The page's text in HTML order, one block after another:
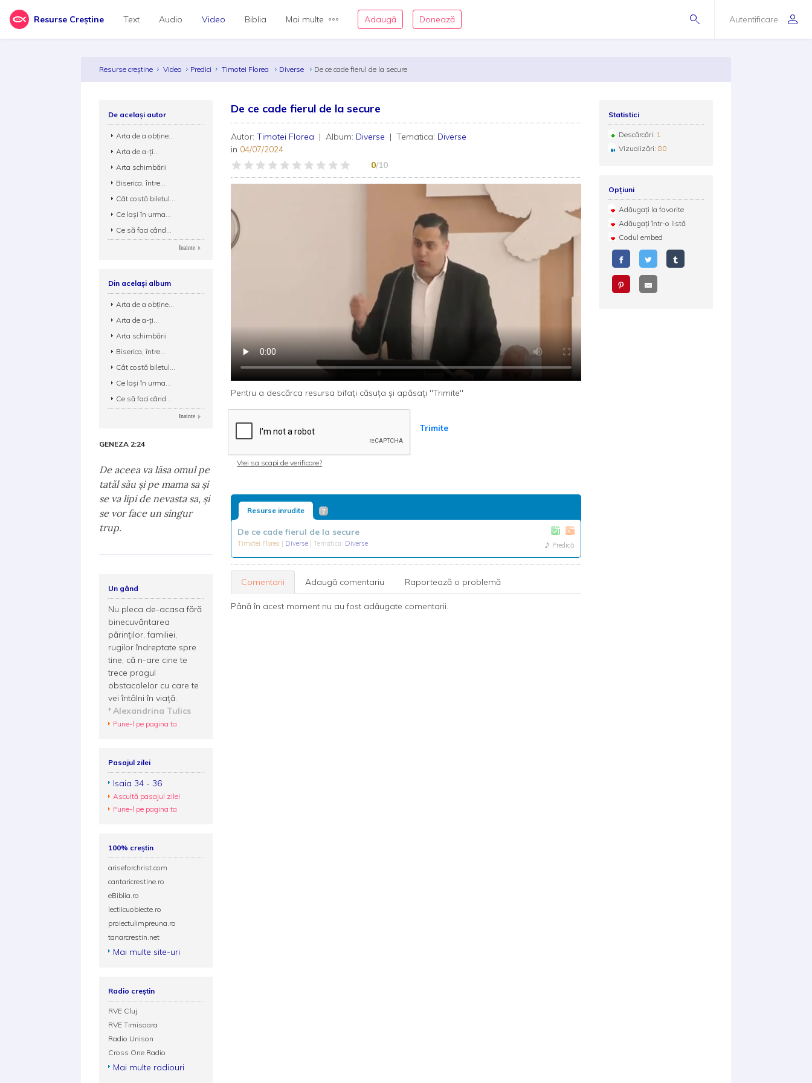
Resurse Creștine Autentificare
Text Audio Video Biblia Mai multe Adaugă Donează
Resurse creștine Video Predici Timotei Florea Diverse De ce cade fierul de la secure
De ce cade fierul de la secure
Autor:Timotei Florea | Album: Diverse | Tematica: Diverse
in 04/07/2024
0/10
Pentru a descărca resursa bifați căsuța și apăsați "Trimite"
Trimite
Vrei sa scapi de verificare?
Resurse inrudite
De ce cade fierul de la secure
Timotei Florea | Diverse | Tematica: Diverse Predică
Comentarii Adaugă comentariu Raportează o problemă
Până în acest moment nu au fost adăugate comentarii.
Statistici
Descărcări: 1
Vizualizări: 80
Opțiuni
Adăugați la favorite
Adăugați într-o listă
Codul embed
De același autor
Arta de a obține...
Arta de a-ți...
Arta schimbării
Biserica, între...
Cât costă biletul...
Ce laşi în urma...
Ce să faci când...
Inainte
Din același album
Arta de a obține...
Arta de a-ți...
Arta schimbării
Biserica, între...
Cât costă biletul...
Ce laşi în urma...
Ce să faci când...
Inainte
GENEZA 2:24
De aceea va lăsa omul pe
tatăl său şi pe mama sa şi
se va lipi de nevasta sa, şi
se vor face un singur
trup.
Un gând
Nu pleca de-acasa fără
binecuvântarea
părinților, familiei,
rugilor îndreptate spre
tine, că n-are cine te
trece pragul
obstacolelor cu care te
vei întâlni în viață.
Alexandrina Tulics
Pune-l pe pagina ta
Pasajul zilei
Isaia 34 - 36
Ascultă pasajul zilei
Pune-l pe pagina ta
100% creștin
ariseforchrist.com
cantaricrestine.ro
eBiblia.ro
lectiicuobiecte.ro
proiectulimpreuna.ro
tanarcrestin.net
Mai multe site-uri
Radio creștin
RVE Cluj
RVE Timisoara
Radio Unison
Cross One Radio
Mai multe radiouri